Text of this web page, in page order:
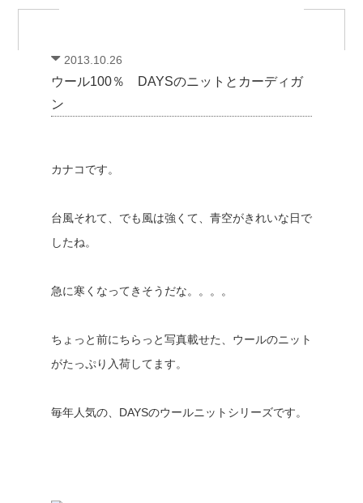
2013.10.26
ウール100％ DAYSのニットとカーディガ
ン
カナコです。
台風それて、でも風は強くて、青空がきれいな日で
したね。
急に寒くなってきそうだな。。。。
ちょっと前にちらっと写真載せた、ウールのニット
がたっぷり入荷してます。
毎年人気の、DAYSのウールニットシリーズです。